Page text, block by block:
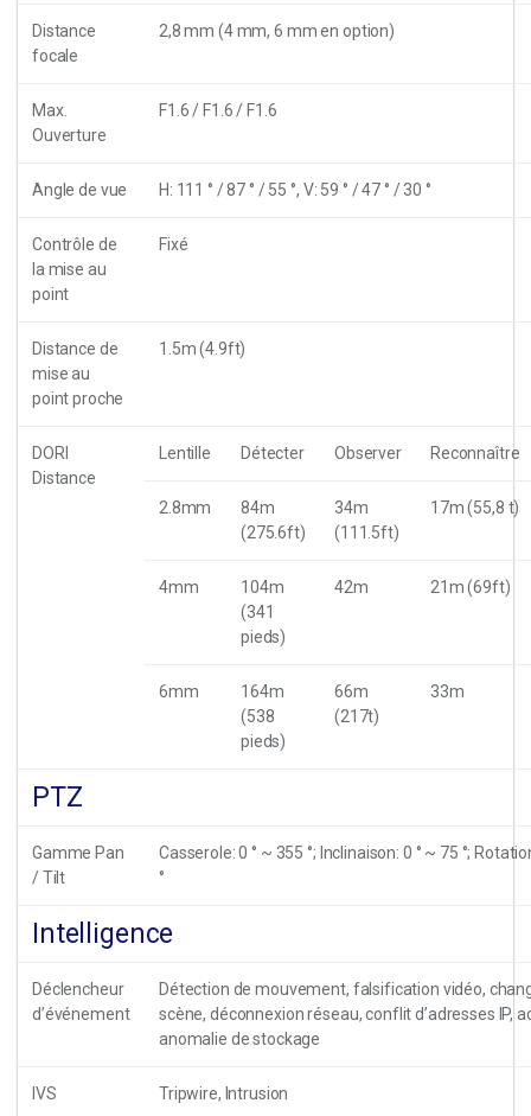
Distance
focale
2,8 mm (4 mm, 6 mm en option)
Max.
Ouverture
F1.6 / F1.6 / F1.6
Angle de vue H: 111 ° / 87 ° / 55 °, V: 59 ° / 47 ° / 30 °
Contrôle de
la mise au
point
Fixé
Distance de
mise au
point proche
1.5m (4.9ft)
DORI
Distance
Lentille Détecter Observer Reconnaître
2.8mm
84m
(275.6ft)
34m
(111.5ft)
17m (55,8 t)
4mm
104m
(341
pieds)
42m 21m (69ft)
6mm
164m
(538
pieds)
66m
(217t)
33m
PTZ
Gamme Pan
/ Tilt
Casserole: 0 ° ~ 355 °; Inclinaison: 0 ° ~ 75 °;
°
Intelligence
Déclencheur
d’événement
Détection de mouvement, falsification vidéo,
scène, déconnexion réseau, conflit d’adresses IP,
anomalie de stockage
IVS Tripwire, Intrusion